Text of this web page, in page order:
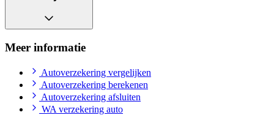
Meer informatie
Autoverzekering vergelijken
Autoverzekering berekenen
Autoverzekering afsluiten
WA verzekering auto